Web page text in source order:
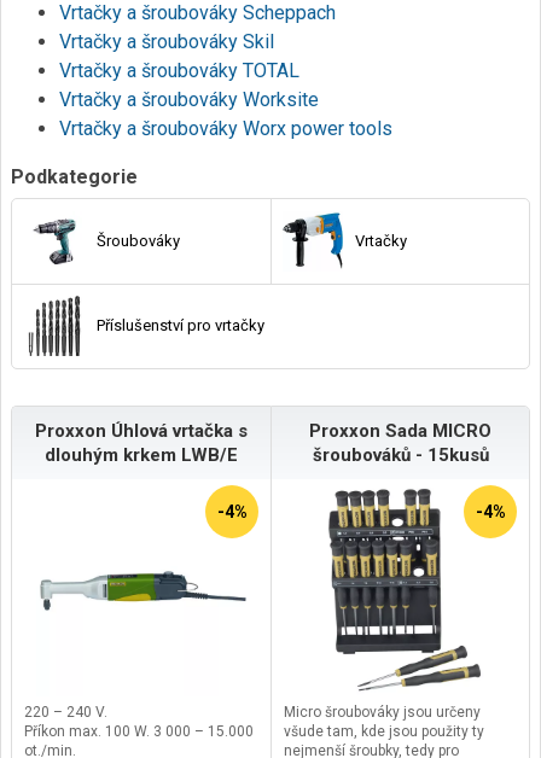
Vrtačky a šroubováky Scheppach
Vrtačky a šroubováky Skil
Vrtačky a šroubováky TOTAL
Vrtačky a šroubováky Worksite
Vrtačky a šroubováky Worx power tools
Podkategorie
Šroubováky Vrtačky
Příslušenství pro vrtačky
Proxxon Úhlová vrtačka s
dlouhým krkem LWB/E
-4%
220 – 240 V.
Příkon max. 100 W. 3 000 – 15.000
ot./min.
Proxxon Sada MICRO
šroubováků - 15kusů
-4%
Micro šroubováky jsou určeny
všude tam, kde jsou použity ty
nejmenší šroubky, tedy pro